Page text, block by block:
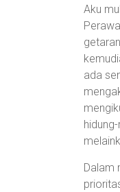
Aku
ada
Dalam